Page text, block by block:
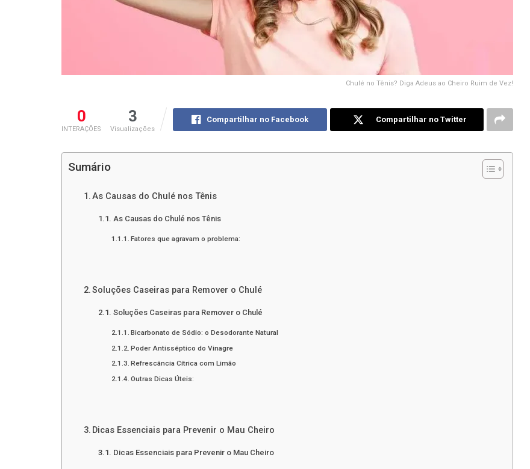
Chulé no Tênis? Diga Adeus ao Cheiro Ruim de Vez!
0
INTERAÇÕES
3
Visualizações
Compartilhar no Facebook Compartilhar no Twitter
Sumário
As Causas do Chulé nos Tênis
As Causas do Chulé nos Tênis
Fatores que agravam o problema:
Soluções Caseiras para Remover o Chulé
Soluções Caseiras para Remover o Chulé
Bicarbonato de Sódio: o Desodorante Natural
Poder Antisséptico do Vinagre
Refrescância Cítrica com Limão
Outras Dicas Úteis:
Dicas Essenciais para Prevenir o Mau Cheiro
Dicas Essenciais para Prevenir o Mau Cheiro